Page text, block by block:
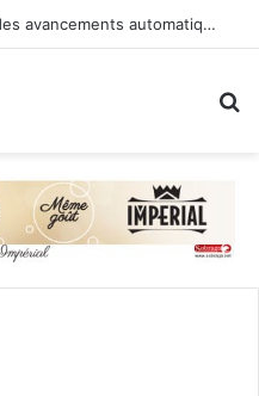
(Tribune libre) Suppression des avancements automatiques : l’assassinat programmé des carrières des agents publics